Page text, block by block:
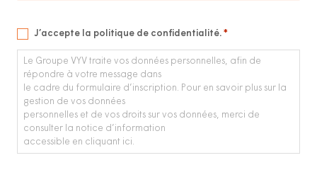
RGPD
*
J’accepte la politique de confidentialité. *
Le Groupe VYV traite vos données personnelles, afin de
répondre à votre message dans
le cadre du formulaire d’inscription. Pour en savoir plus sur la
gestion de vos données
personnelles et de vos droits sur vos données, merci de
consulter la notice d’information
accessible en cliquant ici.